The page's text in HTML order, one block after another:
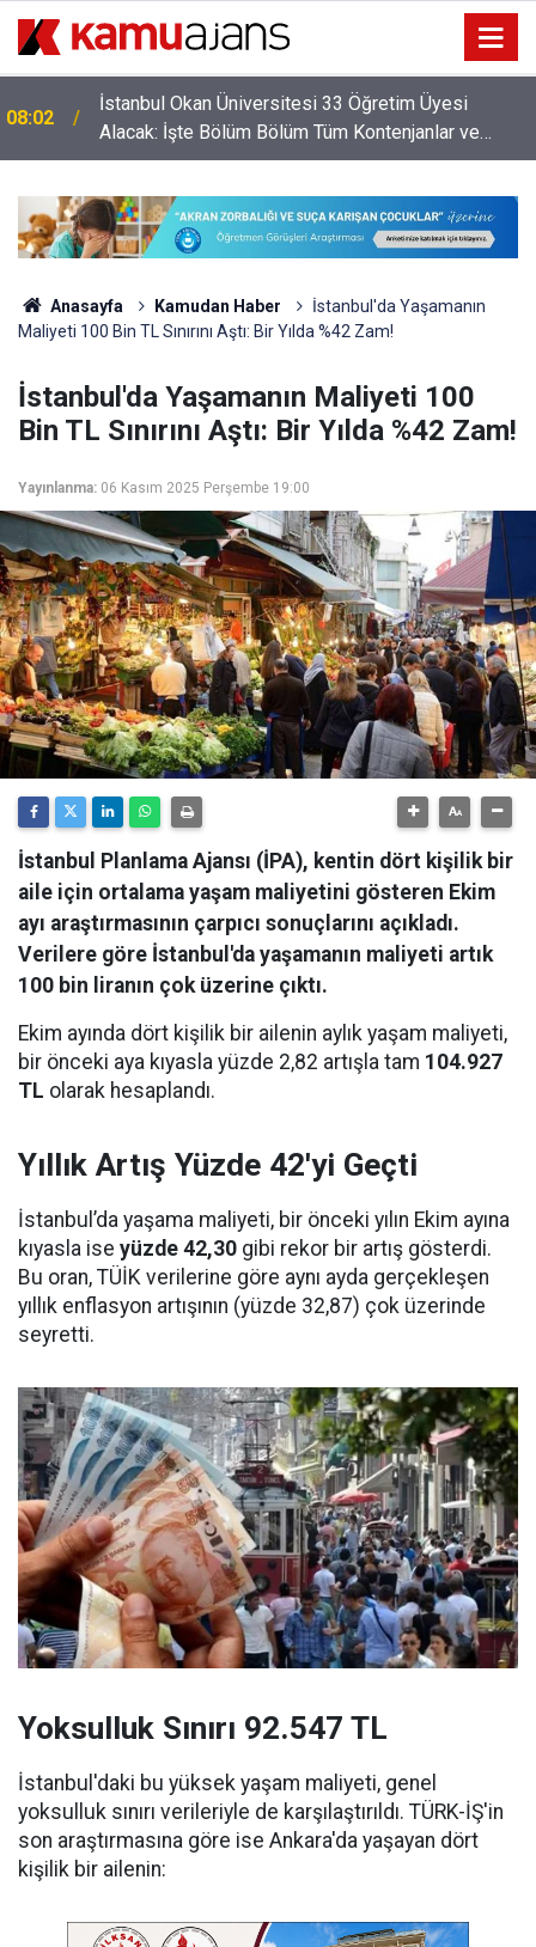
İstanbul Okan Üniversitesi 33 Öğretim Üyesi
Alacak: İşte Bölüm Bölüm Tüm Kontenjanlar ve
Başvuru Şartları
23:13
Bakan Tekin ve 81 İlin Milli Eğitim Müdürü Şırnak’a
Gidiyor
Anasayfa Kamudan Haber
İstanbul'da Yaşamanın
Maliyeti 100 Bin TL Sınırını Aştı: Bir Yılda %42 Zam!
İstanbul'da Yaşamanın Maliyeti 100
Bin TL Sınırını Aştı: Bir Yılda %42 Zam!
Yayınlanma: 06 Kasım 2025 Perşembe 19:00
İstanbul Planlama Ajansı (İPA), kentin dört kişilik bir
aile için ortalama yaşam maliyetini gösteren Ekim
ayı araştırmasının çarpıcı sonuçlarını açıkladı.
Verilere göre İstanbul'da yaşamanın maliyeti artık
100 bin liranın çok üzerine çıktı.
Ekim ayında dört kişilik bir ailenin aylık yaşam maliyeti,
bir önceki aya kıyasla yüzde 2,82 artışla tam 104.927
TL olarak hesaplandı.
Yıllık Artış Yüzde 42'yi Geçti
İstanbul’da yaşama maliyeti, bir önceki yılın Ekim ayına
kıyasla ise yüzde 42,30 gibi rekor bir artış gösterdi.
Bu oran, TÜİK verilerine göre aynı ayda gerçekleşen
yıllık enflasyon artışının (yüzde 32,87) çok üzerinde
seyretti.
Yoksulluk Sınırı 92.547 TL
İstanbul'daki bu yüksek yaşam maliyeti, genel
yoksulluk sınırı verileriyle de karşılaştırıldı. TÜRK-İŞ'in
son araştırmasına göre ise Ankara'da yaşayan dört
kişilik bir ailenin: